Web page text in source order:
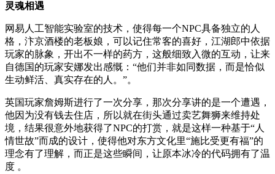
灵魂相遇
网易人工智能实验室的技术，使得每一个NPC具备独立的人
格，汴京酒楼的老板娘，可以记住常客的喜好，江湖郎中依据
玩家的脉象，开出不一样的药方，这般细致入微的互动，让来
自德国的玩家安娜发出感慨：“他们并非如同数据，而是恰似
生动鲜活、真实存在的人。”。
英国玩家詹姆斯进行了一次分享，那次分享讲的是一个遭遇，
他因为没有钱去住店，所以就在街头通过卖艺舞狮来维持处
境，结果很意外地获得了NPC的打赏，就是这样一种基于“人
情世故”而成的设计，使得他对东方文化里“施比受更有福”的
理念有了理解，而正是这些瞬间，让原本冰冷的代码拥有了温
度 。